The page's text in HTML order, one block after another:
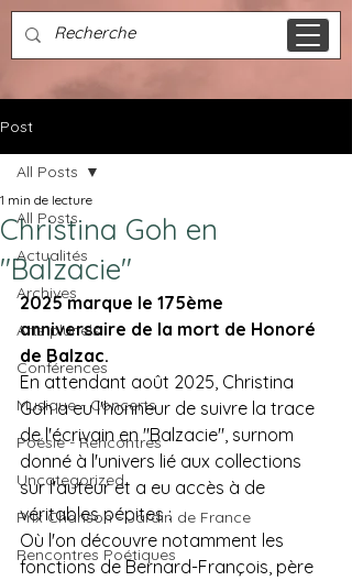
Post
All Posts
Actualités
Archives
Arts pluriels
Conférences
Musique - Concerts
Poésie - Rencontres
Uncategorized
Prix Chanson - Jardin de France
Rencontres Poétiques
All Posts
Christina Goh en
"Balzacie"
1 min de lecture
2025 marque le 175ème
anniversaire de la mort de Honoré
de Balzac.
En attendant août 2025, Christina
Goh a eu l'honneur de suivre la trace
de l'écrivain en "Balzacie", surnom
donné à l'univers lié aux collections
sur l'auteur et a eu accès à de
véritables pépites :
Où l'on découvre notamment les
fonctions de Bernard-François, père